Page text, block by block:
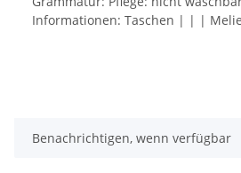
Informationen: Taschen | | |
Benachrichtigen, wenn verfügbar